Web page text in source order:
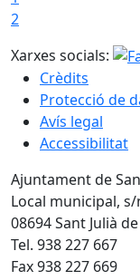
2
Xarxes socials:
Crèdits
Protecció de
Avís legal
Accessibilitat
Ajuntament de
Local municipal, s/
08694 Sant Julià
Tel. 938 227 667
Fax 938 227 669